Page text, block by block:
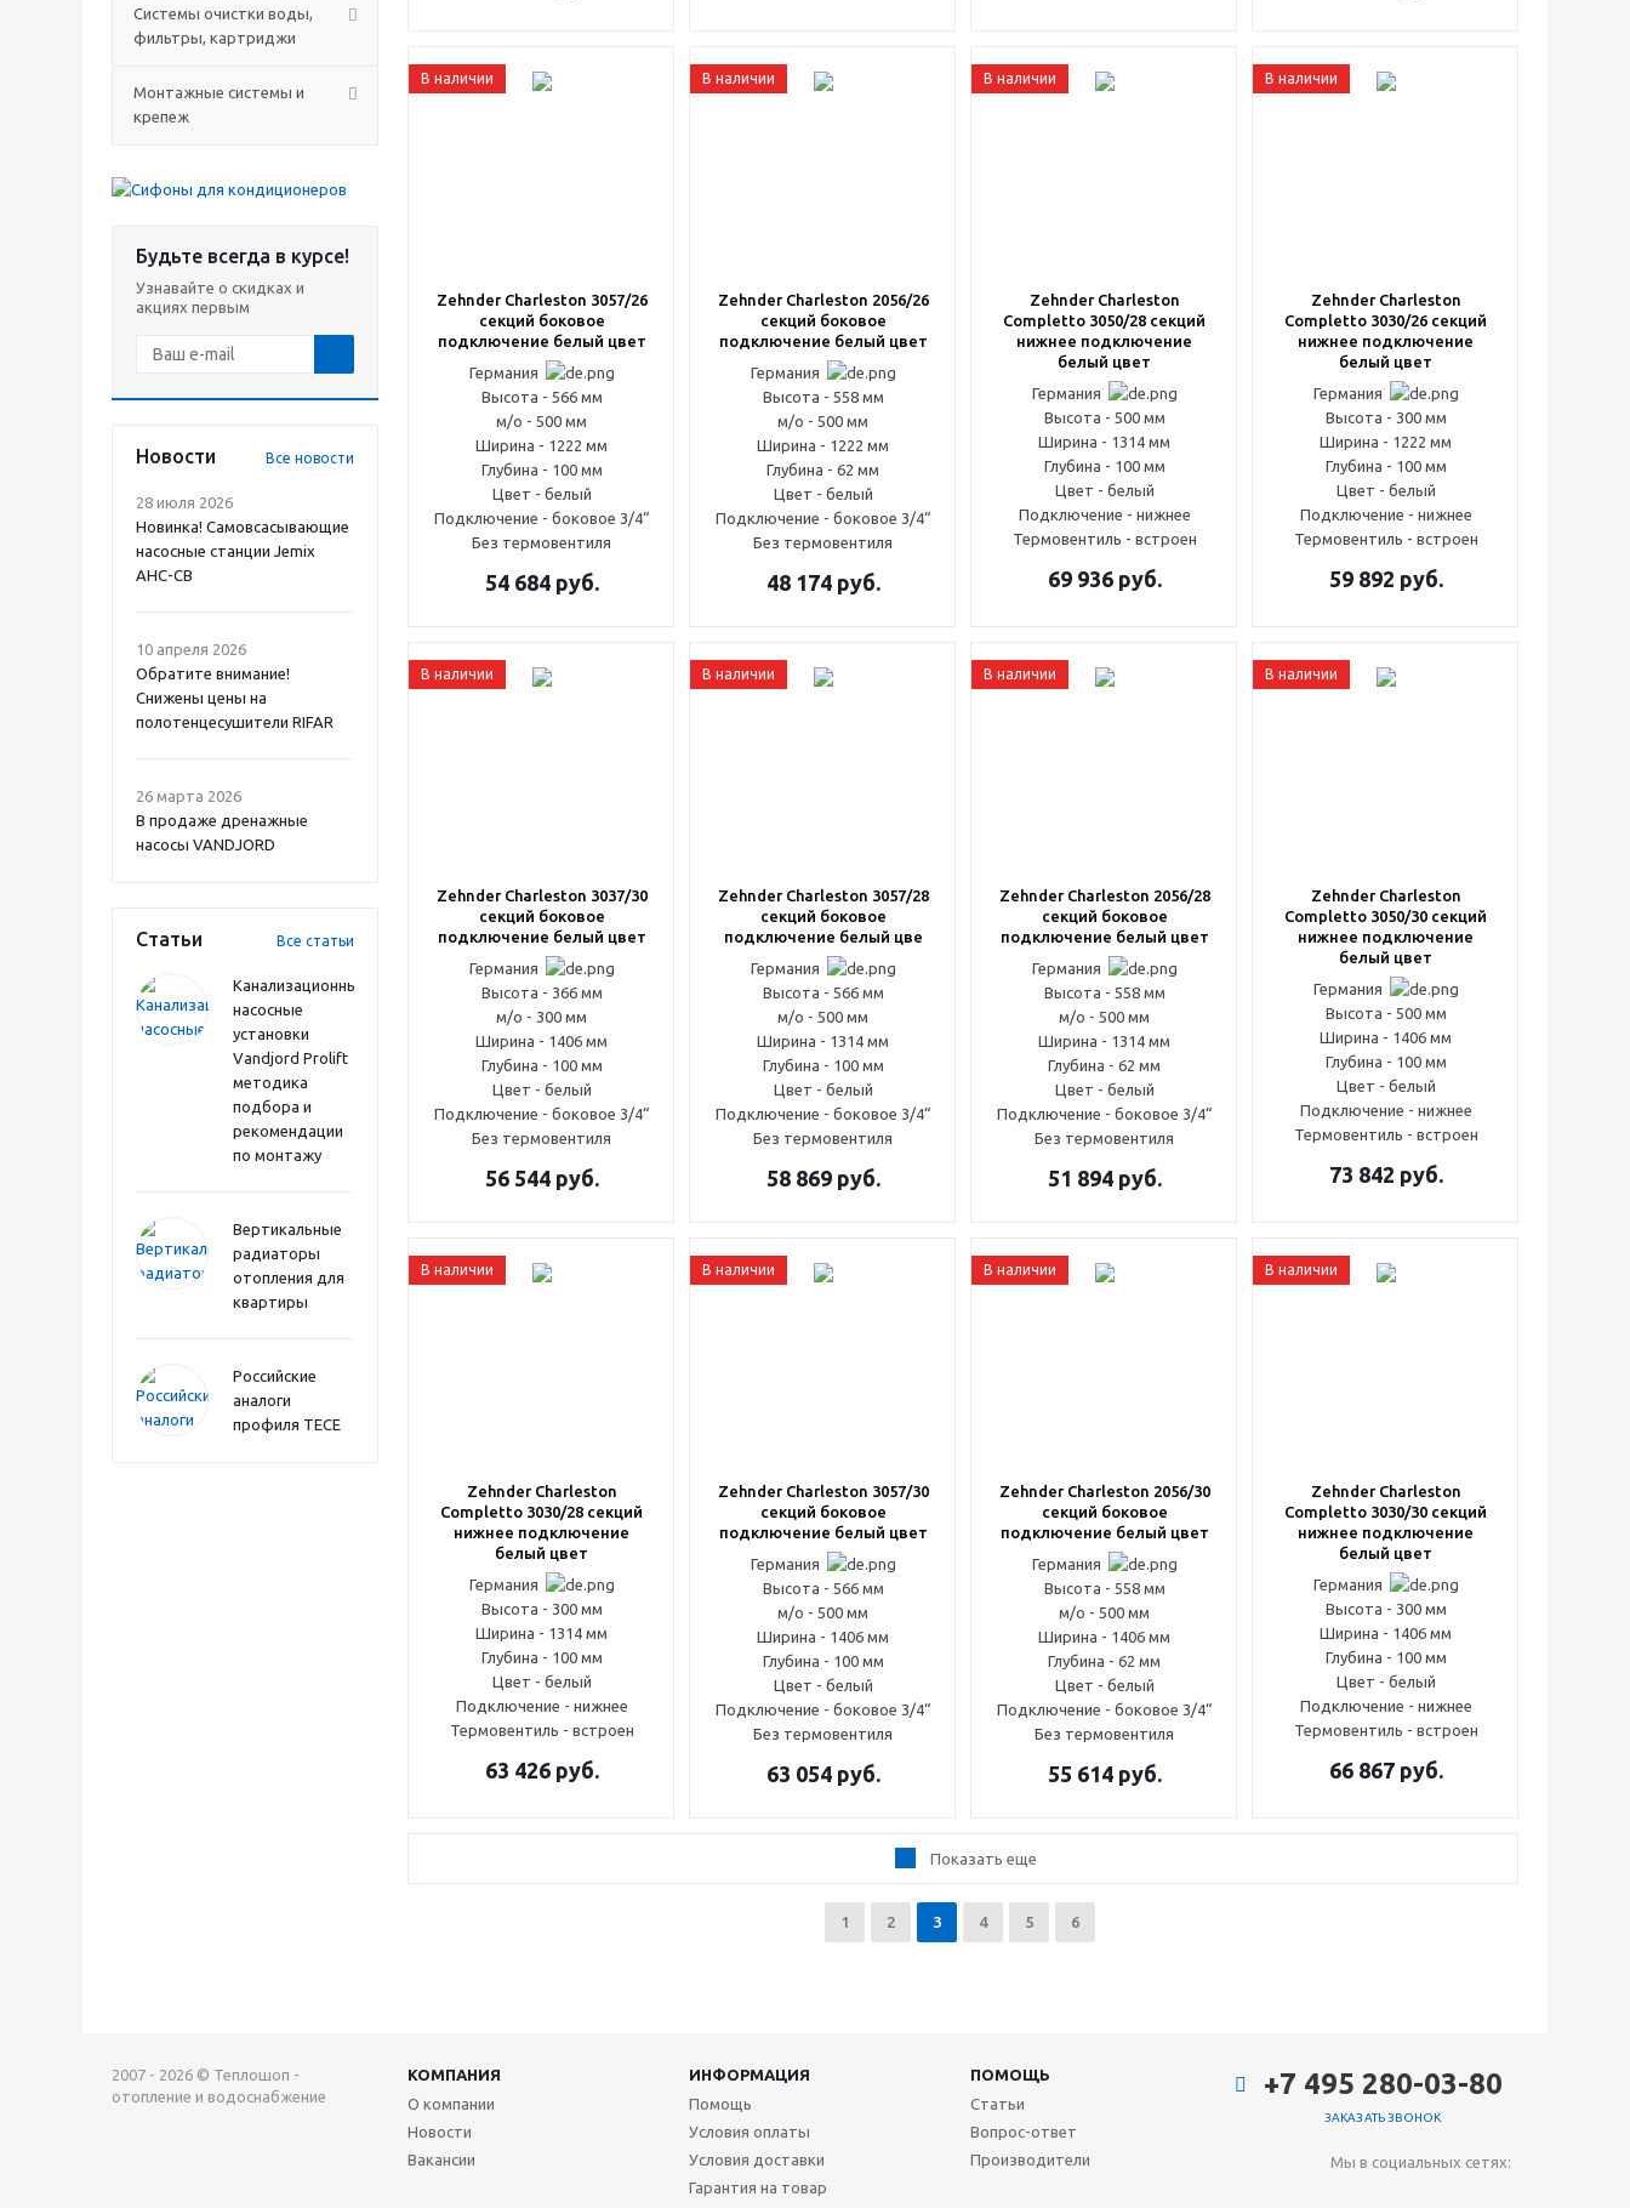
Системы очистки воды,
фильтры, картриджи
Монтажные системы и
крепеж
Будьте всегда в курсе!
Узнавайте о скидках и
акциях первым
Новости Все новости
28 июля 2026
Новинка! Самовсасывающие
насосные станции Jemix
АНС-СВ
10 апреля 2026
Обратите внимание!
Снижены цены на
полотенцесушители RIFAR
26 марта 2026
В продаже дренажные
насосы VANDJORD
Статьи Все статьи
Канализационные
насосные
установки
Vandjord Prolift
методика
подбора и
рекомендации
по монтажу
Вертикальные
радиаторы
отопления для
квартиры
Российские
аналоги
профиля TECE
В наличии
Zehnder Charleston 3057/26
секций боковое
подключение белый цвет
Германия
Высота - 566 мм
м/о - 500 мм
Ширина - 1222 мм
Глубина - 100 мм
Цвет - белый
Подключение - боковое 3/4“
Без термовентиля
54 684руб.
В наличии
Zehnder Charleston 2056/26
секций боковое
подключение белый цвет
Германия
Высота - 558 мм
м/о - 500 мм
Ширина - 1222 мм
Глубина - 62 мм
Цвет - белый
Подключение - боковое 3/4“
Без термовентиля
48 174руб.
В наличии
Zehnder Charleston
Completto 3050/28 секций
нижнее подключение
белый цвет
Германия
Высота - 500 мм
Ширина - 1314 мм
Глубина - 100 мм
Цвет - белый
Подключение - нижнее
Термовентиль - встроен
69 936руб.
В наличии
Zehnder Charleston
Completto 3030/26 секций
нижнее подключение
белый цвет
Германия
Высота - 300 мм
Ширина - 1222 мм
Глубина - 100 мм
Цвет - белый
Подключение - нижнее
Термовентиль - встроен
59 892 руб.
В наличии
Zehnder Charleston 3037/30
секций боковое
подключение белый цвет
Германия
Высота - 366 мм
м/о - 300 мм
Ширина - 1406 мм
Глубина - 100 мм
Цвет - белый
Подключение - боковое 3/4“
Без термовентиля
56 544руб.
В наличии
Zehnder Charleston 3057/28
секций боковое
подключение белый цве
Германия
Высота - 566 мм
м/о - 500 мм
Ширина - 1314 мм
Глубина - 100 мм
Цвет - белый
Подключение - боковое 3/4“
Без термовентиля
58 869руб.
В наличии
Zehnder Charleston 2056/28
секций боковое
подключение белый цвет
Германия
Высота - 558 мм
м/о - 500 мм
Ширина - 1314 мм
Глубина - 62 мм
Цвет - белый
Подключение - боковое 3/4“
Без термовентиля
51 894руб.
В наличии
Zehnder Charleston
Completto 3050/30 секций
нижнее подключение
белый цвет
Германия
Высота - 500 мм
Ширина - 1406 мм
Глубина - 100 мм
Цвет - белый
Подключение - нижнее
Термовентиль - встроен
73 842 руб.
В наличии
Zehnder Charleston
Completto 3030/28 секций
нижнее подключение
белый цвет
Германия
Высота - 300 мм
Ширина - 1314 мм
Глубина - 100 мм
Цвет - белый
Подключение - нижнее
Термовентиль - встроен
63 426руб.
В наличии
Zehnder Charleston 3057/30
секций боковое
подключение белый цвет
Германия
Высота - 566 мм
м/о - 500 мм
Ширина - 1406 мм
Глубина - 100 мм
Цвет - белый
Подключение - боковое 3/4“
Без термовентиля
63 054руб.
В наличии
Zehnder Charleston 2056/30
секций боковое
подключение белый цвет
Германия
Высота - 558 мм
м/о - 500 мм
Ширина - 1406 мм
Глубина - 62 мм
Цвет - белый
Подключение - боковое 3/4“
Без термовентиля
55 614руб.
В наличии
Zehnder Charleston
Completto 3030/30 секций
нижнее подключение
белый цвет
Германия
Высота - 300 мм
Ширина - 1406 мм
Глубина - 100 мм
Цвет - белый
Подключение - нижнее
Термовентиль - встроен
66 867руб.
Показать еще
1 2 3 4 5 6
2007 - 2026 © Теплошоп -
отопление и водоснабжение
КОМПАНИЯ ИНФОРМАЦИЯ
ПОМОЩЬ
О компании
Новости
Вакансии
Помощь
Условия оплаты
Условия доставки
Гарантия на товар
Статьи
Вопрос-ответ
Производители
+7 495 280-03-80
ЗАКАЗАТЬ ЗВОНОК
Мы в социальных сетях: